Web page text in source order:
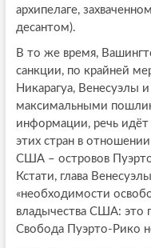
архипелаге,
десантом).
В то же время,
санкции, по крайней
Никарагуа, Венесуэлы
максимальными
информации, речь
этих стран в
США – островов
Кстати, глава
«необходимости
владычества США: это
Свобода Пуэрто-Рико